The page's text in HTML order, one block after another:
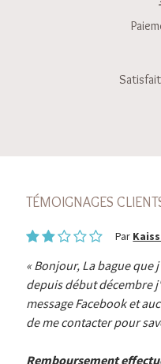
TÉMOIGNAGES
Par
Bonjour, La bague que
depuis début décembre
message Facebook et
de me contacter pour
Remboursement